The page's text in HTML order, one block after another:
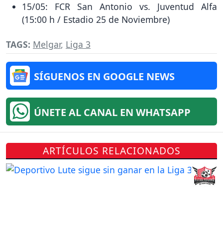
15/05: FCR San Antonio vs. Juventud Alfa
(15:00 h / Estadio 25 de Noviembre)
TAGS: Melgar, Liga 3
SÍGUENOS EN GOOGLE NEWS
ÚNETE AL CANAL EN WHATSAPP
ARTÍCULOS RELACIONADOS